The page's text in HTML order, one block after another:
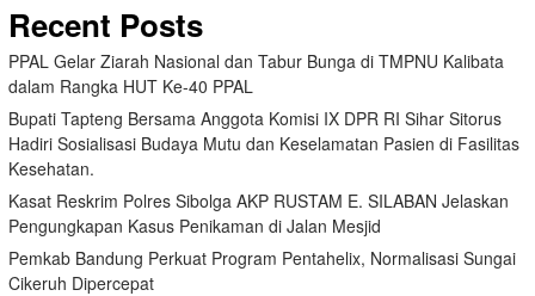
Recent Posts
PPAL Gelar Ziarah Nasional dan Tabur Bunga di TMPNU Kalibata
dalam Rangka HUT Ke-40 PPAL
Bupati Tapteng Bersama Anggota Komisi IX DPR RI Sihar Sitorus
Hadiri Sosialisasi Budaya Mutu dan Keselamatan Pasien di Fasilitas
Kesehatan.
Kasat Reskrim Polres Sibolga AKP RUSTAM E. SILABAN Jelaskan
Pengungkapan Kasus Penikaman di Jalan Mesjid
Pemkab Bandung Perkuat Program Pentahelix, Normalisasi Sungai
Cikeruh Dipercepat